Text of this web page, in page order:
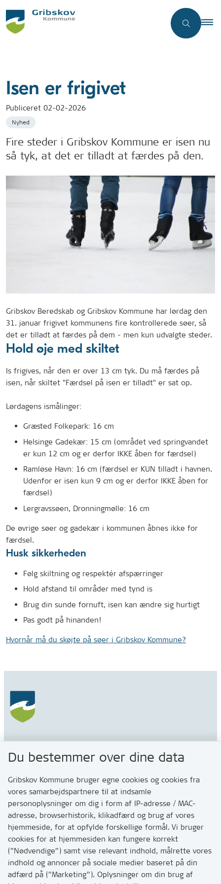
Isen er frigivet
Publiceret 02-02-2026
Nyhed
Fire steder i Gribskov Kommune er isen nu
så tyk, at det er tilladt at færdes på den.
Gribskov Beredskab og Gribskov Kommune har lørdag den
31. januar frigivet kommunens fire kontrollerede søer, så
det er tilladt at færdes på dem - men kun udvalgte steder.
Hold øje med skiltet
Is frigives, når den er over 13 cm tyk. Du må færdes på
isen, når skiltet "Færdsel på isen er tilladt" er sat op.
Lørdagens ismålinger:
Græsted Folkepark: 16 cm
Helsinge Gadekær: 15 cm (området ved springvandet
er kun 12 cm og er derfor IKKE åben for færdsel)
Ramløse Havn: 16 cm (færdsel er KUN tilladt i havnen.
Udenfor er isen kun 9 cm og er derfor IKKE åben for
færdsel)
Lergravssøen, Dronningmølle: 16 cm
De øvrige søer og gadekær i kommunen åbnes ikke for
færdsel.
Husk sikkerheden
Følg skiltning og respektér afspærringer
Hold afstand til områder med tynd is
Brug din sunde fornuft, isen kan ændre sig hurtigt
Pas godt på hinanden!
Hvornår må du skøjte på søer i Gribskov Kommune?
Gribskov Kommune
Rådhusvej 3
3200 Helsinge
Kontakt
Skriv til os via Digital Post
Har du brug for at komme i kontakt med os? Se her
hvordan
Tip os om huller i vejen eller andet
Du bestemmer over dine data
Gribskov Kommune bruger egne cookies og cookies fra
vores samarbejdspartnere til at indsamle
personoplysninger om dig i form af IP-adresse / MAC-
adresse, browserhistorik, klikadfærd og brug af vores
hjemmeside, for at opfylde forskellige formål. Vi bruger
cookies for at hjemmesiden kan fungere korrekt
(”Nødvendige”) samt vise relevant indhold, målrette vores
indhold og annoncer på sociale medier baseret på din
adfærd på (”Marketing”). Oplysninger om din brug af